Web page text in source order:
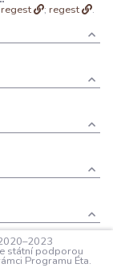
regest ; regest .
2
státní podporou
Programu Éta.